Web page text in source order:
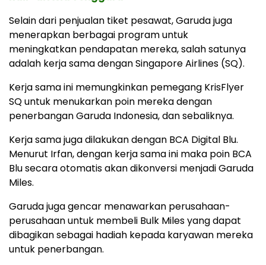
Selain dari penjualan tiket pesawat, Garuda juga
menerapkan berbagai program untuk
meningkatkan pendapatan mereka, salah satunya
adalah kerja sama dengan Singapore Airlines (SQ).
Kerja sama ini memungkinkan pemegang KrisFlyer
SQ untuk menukarkan poin mereka dengan
penerbangan Garuda Indonesia, dan sebaliknya.
Kerja sama juga dilakukan dengan BCA Digital Blu.
Menurut Irfan, dengan kerja sama ini maka poin BCA
Blu secara otomatis akan dikonversi menjadi Garuda
Miles.
Garuda juga gencar menawarkan perusahaan-
perusahaan untuk membeli Bulk Miles yang dapat
dibagikan sebagai hadiah kepada karyawan mereka
untuk penerbangan.